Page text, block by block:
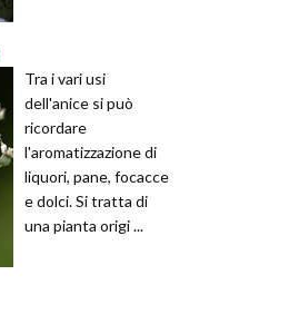
Tra i vari usi
dell'anice si può
ricordare
l'aromatizzazione di
liquori, pane, focacce
e dolci. Si tratta di
una pianta origi ...